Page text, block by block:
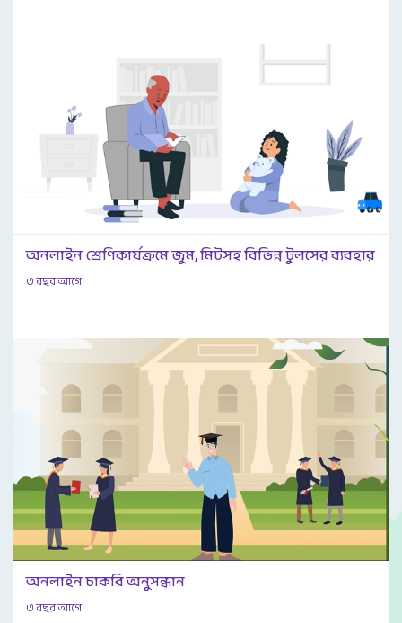
অনলাইন শ্রেণিকার্যক্রমে জুম, মিটসহ বিভিন্ন টুলসের ব্যবহার
৩ বছর আগে
অনলাইন চাকরি অনুসন্ধান
৩ বছর আগে